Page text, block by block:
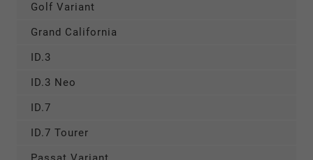
Golf Variant
Grand California
ID.3
ID.3 Neo
ID.7
ID.7 Tourer